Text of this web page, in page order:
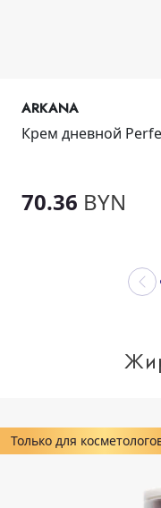
ARKANA
Крем дневной
70.36 BYN
Только для